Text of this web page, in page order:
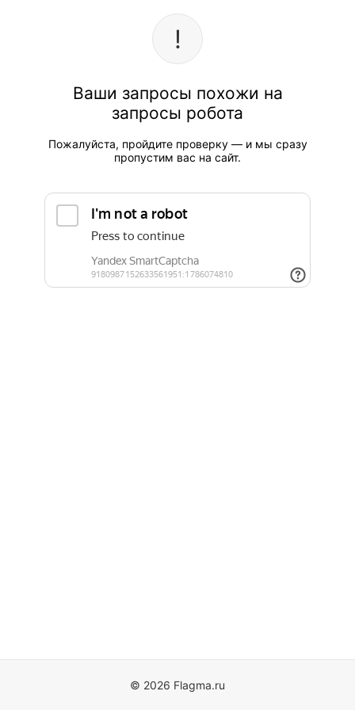
Ваши запросы похожи на
запросы робота
Пожалуйста, пройдите проверку — и мы сразу
пропустим вас на сайт.
© 2026 Flagma.ru